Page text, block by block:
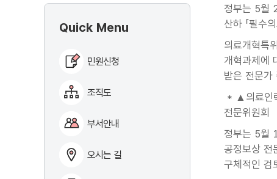
Quick Menu
민원신청
조직도
부서안내
오시는 길
정부는 5월
산하 「필수
의료개혁특
개혁과제에
받은 전문가
* ▲의료인
전문위원회
정부는 5월
공정보상 전
구체적인 검